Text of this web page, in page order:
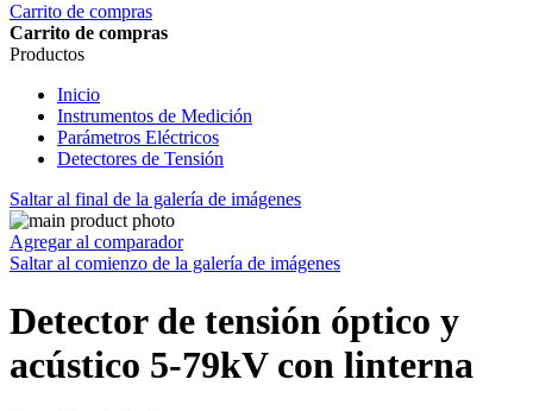
Carrito de compras
Carrito de compras
Productos
Inicio
Instrumentos de Medición
Parámetros Eléctricos
Detectores de Tensión
Saltar al final de la galería de imágenes
Agregar al comparador
Saltar al comienzo de la galería de imágenes
Detector de tensión óptico y
acústico 5-79kV con linterna